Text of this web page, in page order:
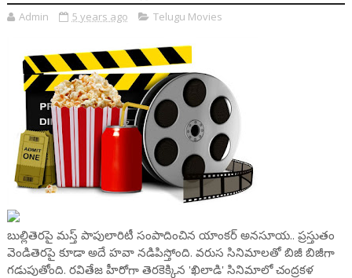
Admin 5 years ago Telugu Movies
బుల్లితెరపై మస్త్ పాపులారిటీ సంపాదించిన యాంకర్ అనసూయ.. ప్రస్తుతం
వెండితెరపై కూడా అదే హవా నడిపిస్తోంది. వరుస సినిమాలతో బిజీ బిజీగా
గడుపుతోంది. రవితేజ హీరోగా తెరకెక్కిన 'ఖిలాడి' సినిమాలో చంద్రకళ